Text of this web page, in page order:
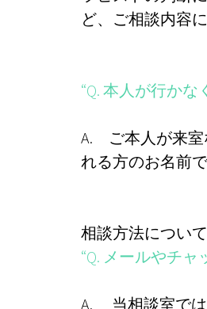
ど、ご相談内容
“Q. 本人が行か
A. ご本人が来室
れる方のお名前
相談方法について
“Q. メールやチ
A. 当相談室では